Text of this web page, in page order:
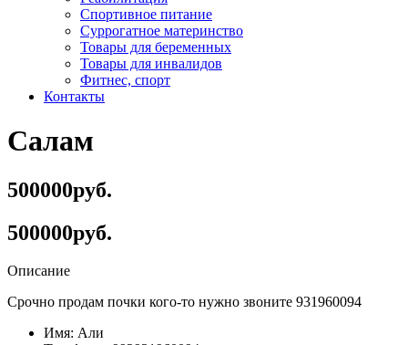
Спортивное питание
Суррогатное материнство
Товары для беременных
Товары для инвалидов
Фитнес, спорт
Контакты
Салам
500000руб.
500000руб.
Описание
Срочно продам почки кого-то нужно звоните 931960094
Имя: Али